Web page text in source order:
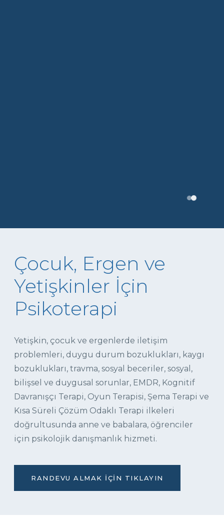
Çocuk, Ergen ve
Yetişkinler İçin
Psikoterapi
Yetişkin, çocuk ve ergenlerde iletişim
problemleri, duygu durum bozuklukları, kaygı
bozuklukları, travma, sosyal beceriler, sosyal,
bilişsel ve duygusal sorunlar, EMDR, Kognitif
Davranışçı Terapi, Oyun Terapisi, Şema Terapi ve
Kısa Süreli Çözüm Odaklı Terapi ilkeleri
doğrultusunda anne ve babalara, öğrenciler
için psikolojik danışmanlık hizmeti.
RANDEVU ALMAK İÇIN TIKLAYIN